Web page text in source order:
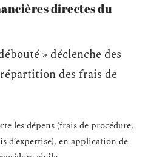
directes du
» déclenche des
des frais de
les dépens (frais de procédure,
d’expertise), en application de